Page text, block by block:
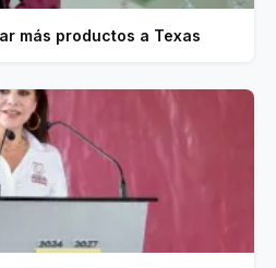
más productos a Texas